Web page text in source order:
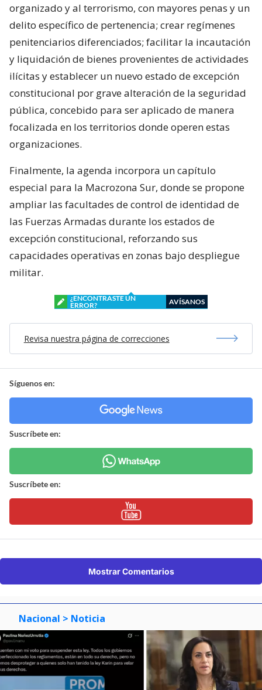
organizado y al terrorismo, con mayores penas y un
delito específico de pertenencia; crear regímenes
penitenciarios diferenciados; facilitar la incautación
y liquidación de bienes provenientes de actividades
ilícitas y establecer un nuevo estado de excepción
constitucional por grave alteración de la seguridad
pública, concebido para ser aplicado de manera
focalizada en los territorios donde operen estas
organizaciones.
Finalmente, la agenda incorpora un capítulo
especial para la Macrozona Sur, donde se propone
ampliar las facultades de control de identidad de
las Fuerzas Armadas durante los estados de
excepción constitucional, reforzando sus
capacidades operativas en zonas bajo despliegue
militar.
¿ENCONTRASTE UN
ERROR?
AVÍSANOS
Revisa nuestra página de correcciones
Síguenos en:
Suscríbete en:
Suscríbete en:
Mostrar Comentarios
Nacional > Noticia